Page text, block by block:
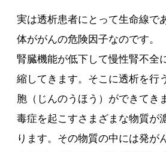
実は透析患者にとって生命線で
体ががんの危険因子なのです。
腎臓機能が低下して慢性腎不全
縮してきます。そこに透析を行
胞（じんのうほう）ができてき
毒症を起こすさまざまな物質が
ります。その物質の中には発が